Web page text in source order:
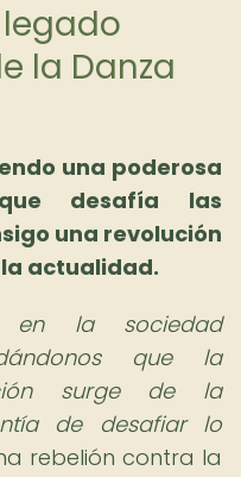
legado
la Danza
una poderosa
desafía las
una revolución
actualidad.
en la sociedad
que la
surge de la
de desafiar lo
rebelión contra la